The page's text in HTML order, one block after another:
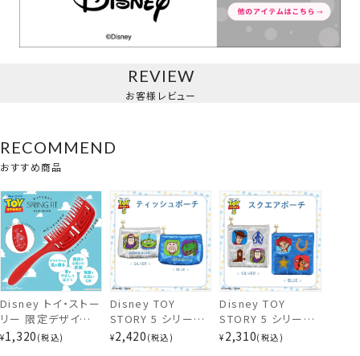
前髪クリップ＜全10種セット＞
REVIEW
お客様レビュー
RECOMMEND
おすすめ商品
Disney トイ・ストー
リー 限定デザイン
スプリングフィットブ
¥1,320 税込
Disney TOY
STORY 5 シリーズ
ティッシュポーチ ＜
¥2,420 税込
Disney TOY
STORY 5 シリーズ
スクエアポーチ ＜
¥ 2,310 税込